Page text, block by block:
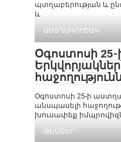
պտղաբերության և
և
ԱՍՏՂԱԳՈՒՇԱԿ
Օգոստոսի
Օգոստոսի 25-ի
անսպասելի
խուսափեք
ԹԵՍՏԵՐ